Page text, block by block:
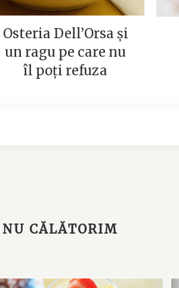
Osteria Dell’Orsa și
un ragu pe care nu
îl poți refuza
CĂLĂTORIM